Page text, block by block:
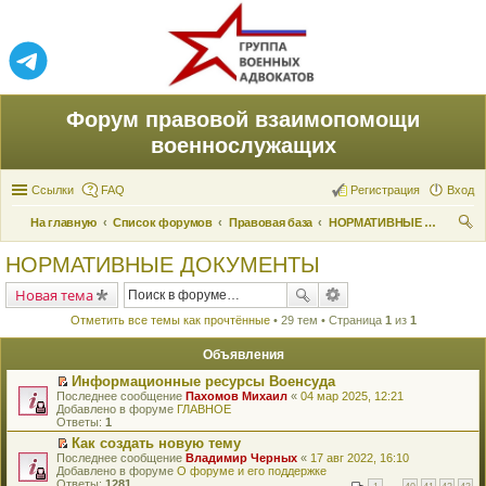
Форум правовой взаимопомощи
военнослужащих
Ссылки FAQ Вход
Регистрация
На главную Список форумов Правовая база
НОРМАТИВНЫЕ ДОКУМЕНТЫ
НОРМАТИВНЫЕ ДОКУМЕНТЫ
Новая тема
Отметить все темы как прочтённые• 29 тем • Страница 1 из 1
Объявления
П
е
р
е
й
т
и
Информационные ресурсы Военсуда
Последнее сообщение Пахомов Михаил « 04 мар 2025, 12:21
Добавлено в форуме ГЛАВНОЕ
Ответы: 1
П
е
р
Как создать новую тему
Последнее сообщение Владимир Черных « 17 авг 2022, 16:10
Добавлено в форуме О форуме и его поддержке